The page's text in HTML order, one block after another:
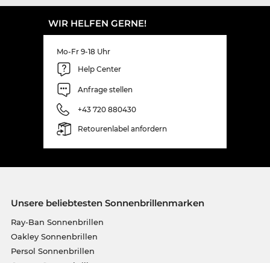
WIR HELFEN GERNE!
Mo-Fr 9-18 Uhr
Help Center
Anfrage stellen
+43 720 880430
Retourenlabel anfordern
Unsere beliebtesten Sonnenbrillenmarken
Ray-Ban Sonnenbrillen
Oakley Sonnenbrillen
Persol Sonnenbrillen